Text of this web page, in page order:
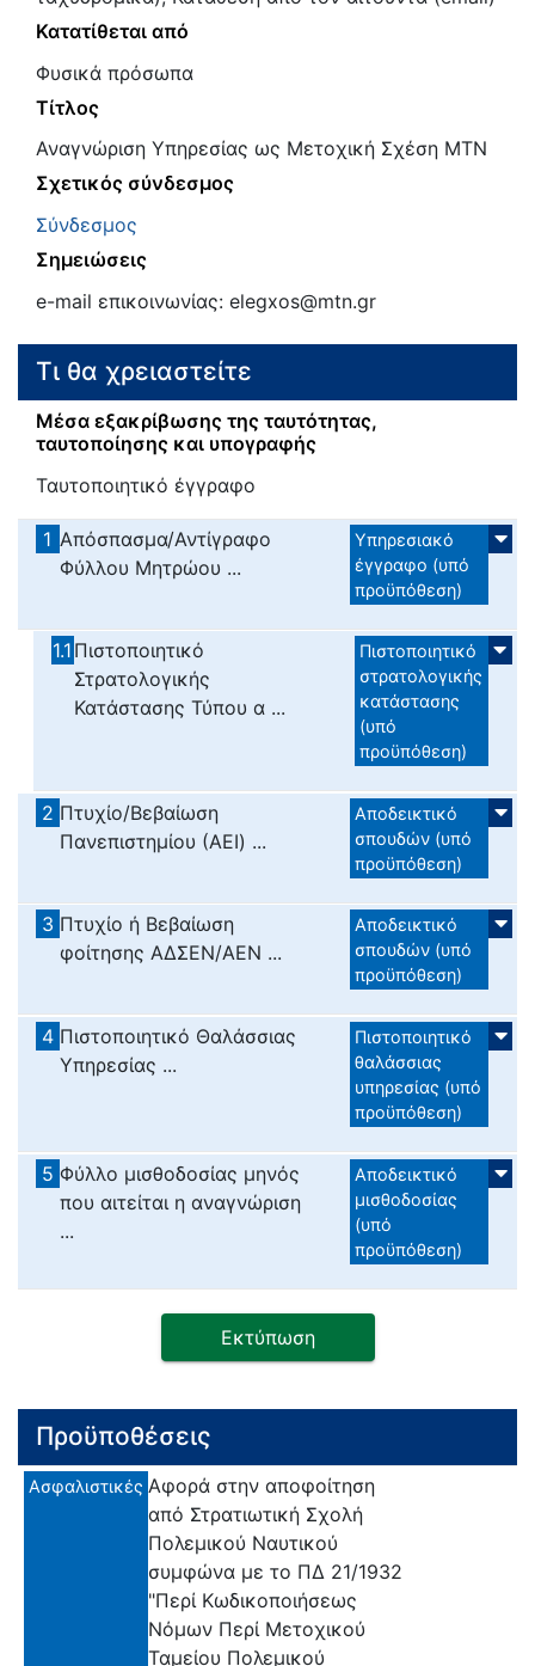
Κατατίθεται από
Φυσικά πρόσωπα
Τίτλος
Αναγνώριση Υπηρεσίας ως Μετοχική Σχέση ΜΤΝ
Σχετικός σύνδεσμος
Σύνδεσμος
Σημειώσεις
e-mail επικοινωνίας: elegxos@mtn.gr
Τι θα χρειαστείτε
Μέσα εξακρίβωσης της ταυτότητας,
ταυτοποίησης και υπογραφής
Ταυτοποιητικό έγγραφο
1 Απόσπασμα/Αντίγραφο
Φύλλου Μητρώου ...
Υπηρεσιακό
έγγραφο (υπό
προϋπόθεση)
1.1 Πιστοποιητικό
Στρατολογικής
Κατάστασης Τύπου α ...
Πιστοποιητικό
στρατολογικής
κατάστασης
(υπό
προϋπόθεση)
2 Πτυχίο/Βεβαίωση
Πανεπιστημίου (ΑΕΙ) ...
Αποδεικτικό
σπουδών (υπό
προϋπόθεση)
3 Πτυχίο ή Βεβαίωση
φοίτησης ΑΔΣΕΝ/ΑΕΝ ...
Αποδεικτικό
σπουδών (υπό
προϋπόθεση)
4 Πιστοποιητικό Θαλάσσιας
Υπηρεσίας ...
Πιστοποιητικό
θαλάσσιας
υπηρεσίας (υπό
προϋπόθεση)
5 Φύλλο μισθοδοσίας μηνός
που αιτείται η αναγνώριση
...
Αποδεικτικό
μισθοδοσίας
(υπό
προϋπόθεση)
Εκτύπωση
Προϋποθέσεις
Ασφαλιστικές Αφορά στην αποφοίτηση
από Στρατιωτική Σχολή
Πολεμικού Ναυτικού
συμφώνα με το ΠΔ 21/1932
"Περί Κωδικοποιήσεως
Νόμων Περί Μετοχικού
Ταμείου Πολεμικού